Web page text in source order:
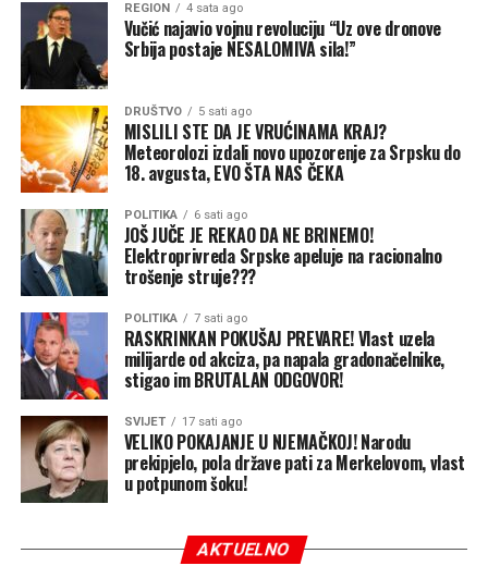
REGION 4 sata ago
Vučić najavio vojnu revoluciju “Uz ove dronove
Srbija postaje NESALOMIVA sila!”
DRUŠTVO 5 sati ago
MISLILI STE DA JE VRUĆINAMA KRAJ?
Meteorolozi izdali novo upozorenje za Srpsku do
18. avgusta, EVO ŠTA NAS ČEKA
POLITIKA 6 sati ago
JOŠ JUČE JE REKAO DA NE BRINEMO!
Elektroprivreda Srpske apeluje na racionalno
trošenje struje???
POLITIKA 7 sati ago
RASKRINKAN POKUŠAJ PREVARE! Vlast uzela
milijarde od akciza, pa napala gradonačelnike,
stigao im BRUTALAN ODGOVOR!
SVIJET 17 sati ago
VELIKO POKAJANJE U NJEMAČKOJ! Narodu
prekipjelo, pola države pati za Merkelovom, vlast
u potpunom šoku!
AKTUELNO